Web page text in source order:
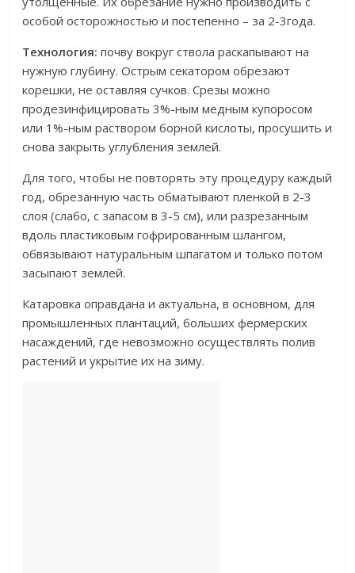
особой осторожностью и постепенно – за 2-3года.
Технология: почву вокруг ствола раскапывают на
нужную глубину. Острым секатором обрезают
корешки, не оставляя сучков. Срезы можно
продезинфицировать 3%-ным медным купоросом
или 1%-ным раствором борной кислоты, просушить и
снова закрыть углубления землей.
Для того, чтобы не повторять эту процедуру каждый
год, обрезанную часть обматывают пленкой в 2-3
слоя (слабо, с запасом в 3-5 см), или разрезанным
вдоль пластиковым гофрированным шлангом,
обвязывают натуральным шпагатом и только потом
засыпают землей.
Катаровка оправдана и актуальна, в основном, для
промышленных плантаций, больших фермерских
насаждений, где невозможно осуществлять полив
растений и укрытие их на зиму.